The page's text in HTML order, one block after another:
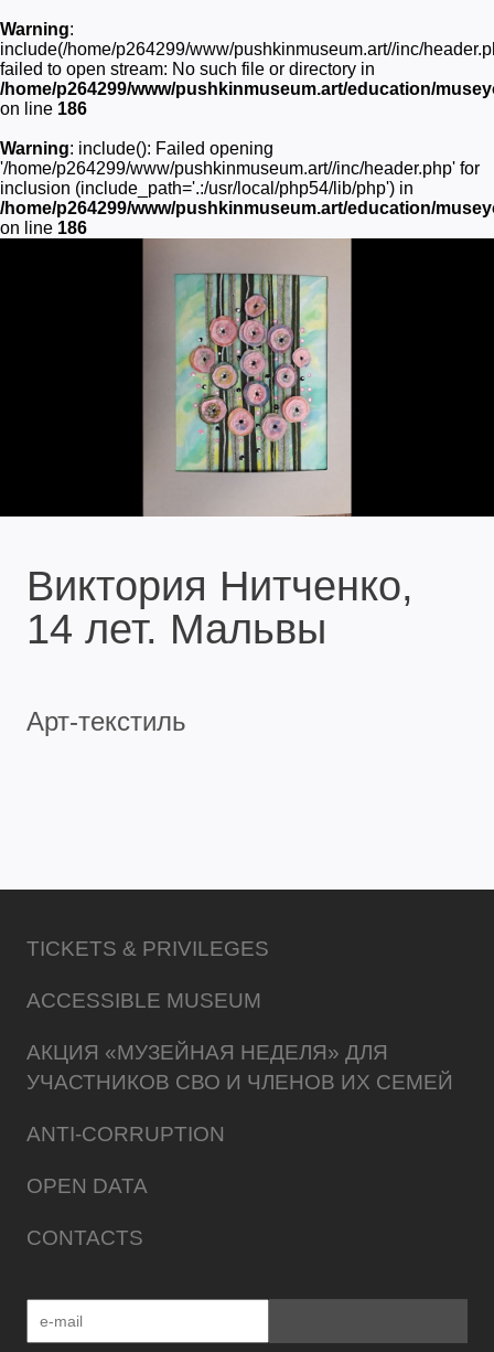
Warning:
include(/home/p264299/www/pushkinmuseum.art//inc/
failed to open stream: No such file or directory in
/home/p264299/www/pushkinmuseum.art/education/
on line 186
Warning: include(): Failed opening
'/home/p264299/www/pushkinmuseum.art//inc/header.php' for
inclusion (include_path='.:/usr/local/php54/lib/php') in
/home/p264299/www/pushkinmuseum.art/education/
on line 186
Виктория Нитченко,
14 лет. Мальвы
Арт-текстиль
TICKETS & PRIVILEGES
ACCESSIBLE MUSEUM
АКЦИЯ «МУЗЕЙНАЯ НЕДЕЛЯ» ДЛЯ
УЧАСТНИКОВ СВО И ЧЛЕНОВ ИХ СЕМЕЙ
ANTI-CORRUPTION
OPEN DATA
CONTACTS